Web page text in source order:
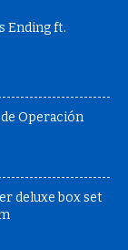
Ending ft.
Operación
deluxe box set